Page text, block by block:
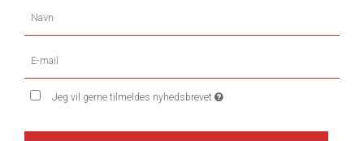
Jeg vil gerne tilmeldes nyhedsbrevet